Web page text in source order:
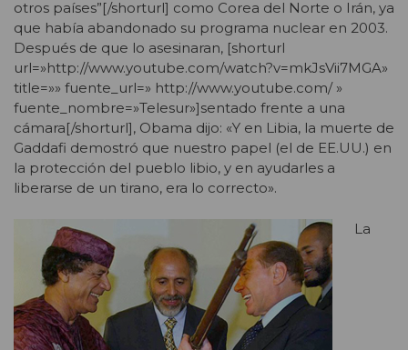
otros países”[/shorturl] como Corea del Norte o Irán, ya
que había abandonado su programa nuclear en 2003.
Después de que lo asesinaran, [shorturl
url=»http://www.youtube.com/watch?v=mkJsVii7MGA»
title=»» fuente_url=» http://www.youtube.com/ »
fuente_nombre=»Telesur»]sentado frente a una
cámara[/shorturl], Obama dijo: «Y en Libia, la muerte de
Gaddafi demostró que nuestro papel (el de EE.UU.) en
la protección del pueblo libio, y en ayudarles a
liberarse de un tirano, era lo correcto».
La